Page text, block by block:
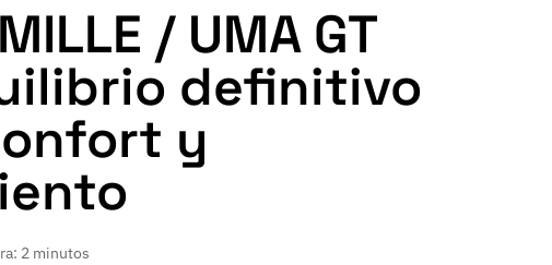
/ UMA GT
definitivo
y
2 minutos